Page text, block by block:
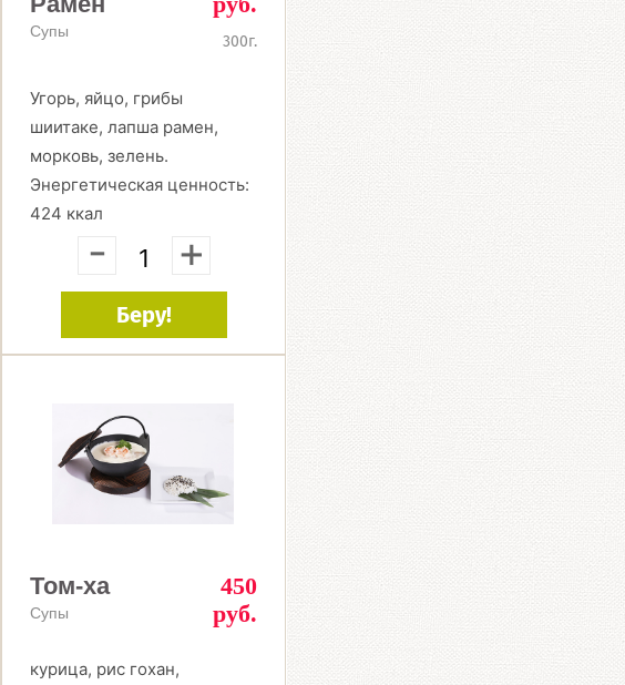
Супы
300г.
Угорь, яйцо, грибы
шиитаке, лапша рамен,
морковь, зелень.
Энергетическая ценность:
424 ккал
- +
Беру!
Том-ха
Супы
450
руб.
курица, рис гохан,